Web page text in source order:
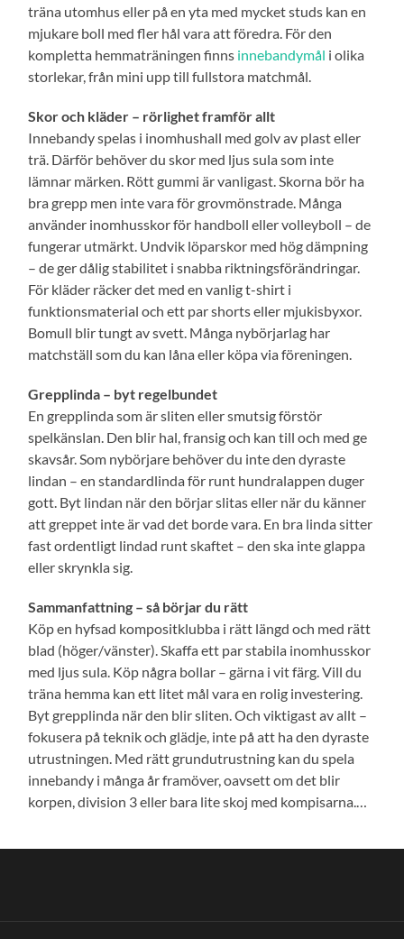
träna utomhus eller på en yta med mycket studs kan en
mjukare boll med fler hål vara att föredra. För den
kompletta hemmaträningen finns innebandymål i olika
storlekar, från mini upp till fullstora matchmål.
Skor och kläder – rörlighet framför allt
Innebandy spelas i inomhushall med golv av plast eller
trä. Därför behöver du skor med ljus sula som inte
lämnar märken. Rött gummi är vanligast. Skorna bör ha
bra grepp men inte vara för grovmönstrade. Många
använder inomhusskor för handboll eller volleyboll – de
fungerar utmärkt. Undvik löparskor med hög dämpning
– de ger dålig stabilitet i snabba riktningsförändringar.
För kläder räcker det med en vanlig t-shirt i
funktionsmaterial och ett par shorts eller mjukisbyxor.
Bomull blir tungt av svett. Många nybörjarlag har
matchställ som du kan låna eller köpa via föreningen.
Grepplinda – byt regelbundet
En grepplinda som är sliten eller smutsig förstör
spelkänslan. Den blir hal, fransig och kan till och med ge
skavsår. Som nybörjare behöver du inte den dyraste
lindan – en standardlinda för runt hundralappen duger
gott. Byt lindan när den börjar slitas eller när du känner
att greppet inte är vad det borde vara. En bra linda sitter
fast ordentligt lindad runt skaftet – den ska inte glappa
eller skrynkla sig.
Sammanfattning – så börjar du rätt
Köp en hyfsad kompositklubba i rätt längd och med rätt
blad (höger/vänster). Skaffa ett par stabila inomhusskor
med ljus sula. Köp några bollar – gärna i vit färg. Vill du
träna hemma kan ett litet mål vara en rolig investering.
Byt grepplinda när den blir sliten. Och viktigast av allt –
fokusera på teknik och glädje, inte på att ha den dyraste
utrustningen. Med rätt grundutrustning kan du spela
innebandy i många år framöver, oavsett om det blir
korpen, division 3 eller bara lite skoj med kompisarna.…